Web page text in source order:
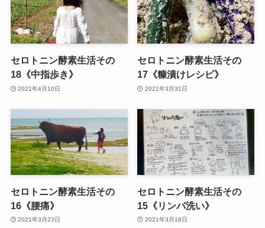
セロトニン酵素生活その
18《中指歩き》
2021年4月10日
セロトニン酵素生活その
17《糠漬けレシピ》
2021年3月31日
セロトニン酵素生活その
16《腰痛》
2021年3月23日
セロトニン酵素生活その
15《リンパ洗い》
2021年3月18日